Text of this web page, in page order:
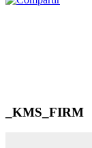
_KMS_FIRM